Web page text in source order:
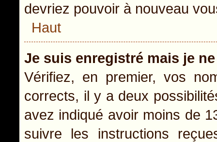
devriez pouvoir à nouveau
Haut
Je suis enregistré mais je
Vérifiez, en premier, vos
corrects, il y a deux
avez indiqué avoir moins de
suivre les instructions